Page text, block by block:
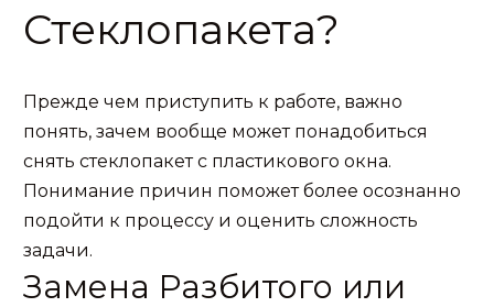
Стеклопакета?
Прежде чем приступить к работе, важно
понять, зачем вообще может понадобиться
снять стеклопакет с пластикового окна.
Понимание причин поможет более осознанно
подойти к процессу и оценить сложность
задачи.
Замена Разбитого или